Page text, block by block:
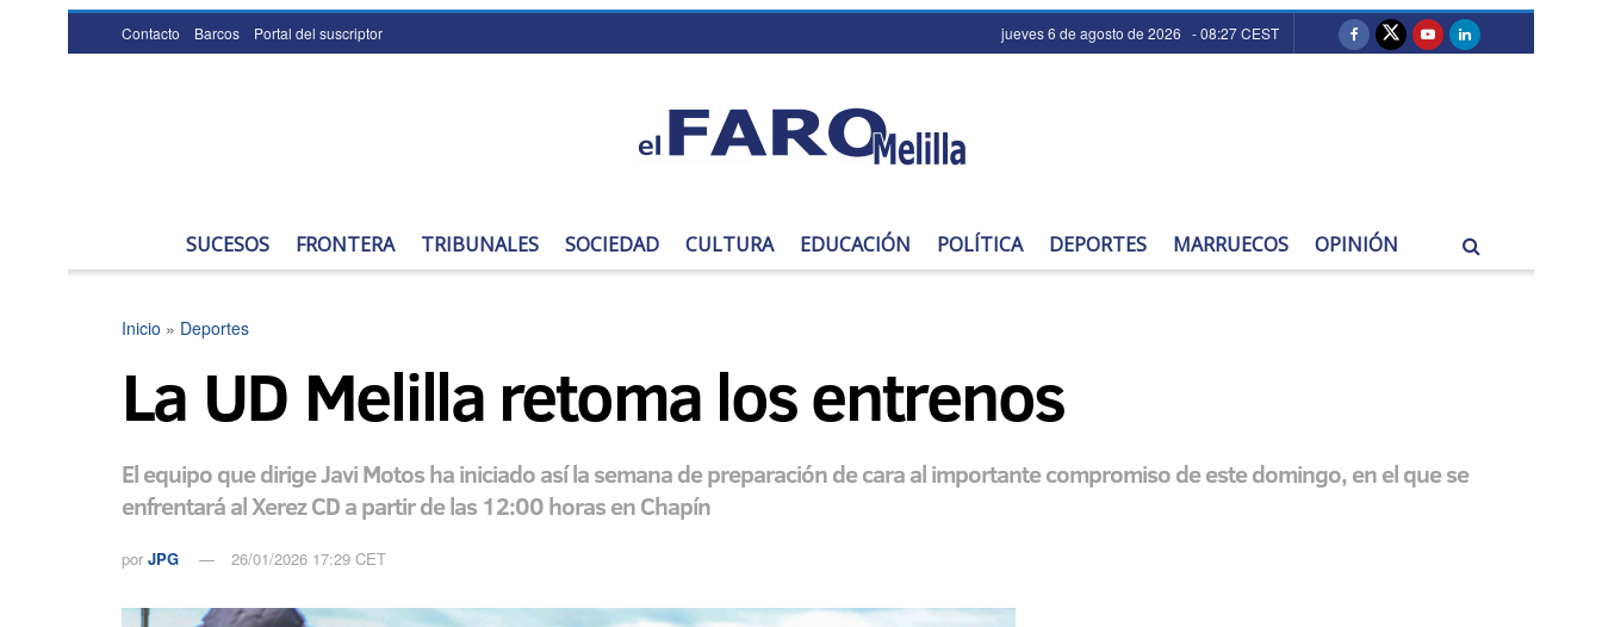
Contacto Barcos Portal del suscriptor jueves 6 de agosto de 2026 - 08:27 CEST
SUCESOS FRONTERA TRIBUNALES SOCIEDAD CULTURA EDUCACIÓN POLÍTICA DEPORTES MARRUECOS OPINIÓN
Inicio » Deportes
La UD Melilla retoma los entrenos
El equipo que dirige Javi Motos ha iniciado así la semana de preparación de cara al importante compromiso de este domingo, en el que se
enfrentará al Xerez CD a partir de las 12:00 horas en Chapín
por JPG 26/01/2026 17:29 CET